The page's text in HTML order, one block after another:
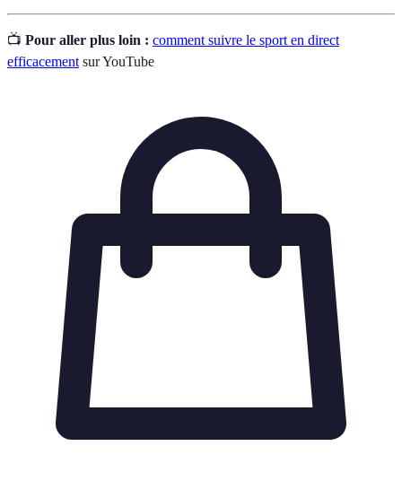
📺 Pour aller plus loin : comment suivre le sport en direct
efficacementsur YouTube